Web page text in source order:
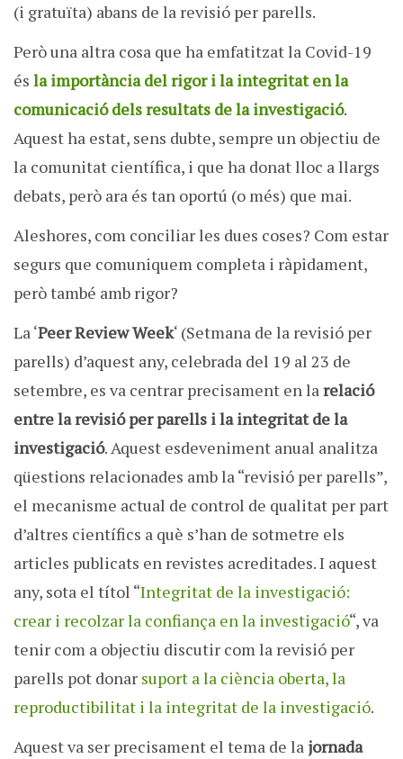
(i gratuïta) abans de la revisió per parells.
Però una altra cosa que ha emfatitzat la Covid-19
és la importància del rigor i la integritat en la
comunicació dels resultats de la investigació.
Aquest ha estat, sens dubte, sempre un objectiu de
la comunitat científica, i que ha donat lloc a llargs
debats, però ara és tan oportú (o més) que mai.
Aleshores, com conciliar les dues coses? Com estar
segurs que comuniquem completa i ràpidament,
però també amb rigor?
La ‘Peer Review Week‘ (Setmana de la revisió per
parells) d’aquest any, celebrada del 19 al 23 de
setembre, es va centrar precisament en larelació
entre la revisió per parells i la integritat de la
investigació. Aquest esdeveniment anual analitza
qüestions relacionades amb la “revisió per parells”,
el mecanisme actual de control de qualitat per part
d’altres científics a què s’han de sotmetre els
articles publicats en revistes acreditades. I aquest
any, sota el títol “Integritat de la investigació:
crear i recolzar la confiança en la investigació“, va
tenir com a objectiu discutir com la revisió per
parells pot donar suport a la ciència oberta, la
reproductibilitat i la integritat de la investigació.
Aquest va ser precisament el tema de la jornada